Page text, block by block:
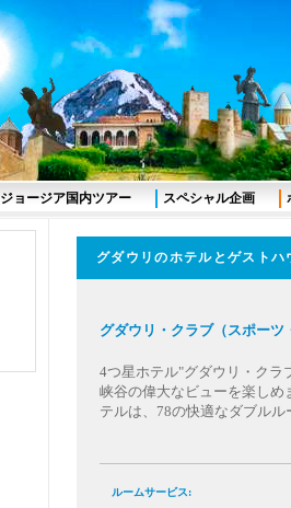
グダウリのホテルとゲス
グダウリ・クラブ（スポー
4つ星ホテル"グダウリ・クラ
峡谷の偉大なビューを楽し
テルは、78の快適なダブル
ルームサービス:
ジョージア国内ツアー スペシャル企画